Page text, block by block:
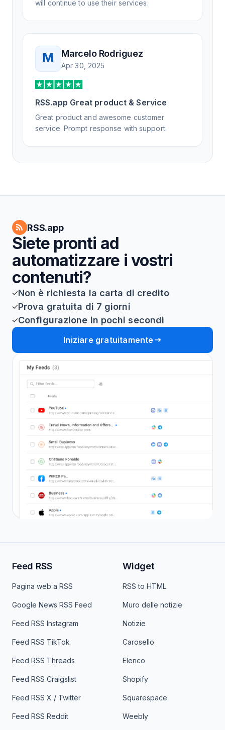
will continue to use their services.
M Marcelo Rodriguez
Apr 30, 2025
RSS.app Great product & Service
Great product and awesome customer
service. Prompt response with support.
RSS.app
Siete pronti ad
automatizzare i vostri
contenuti?
Non è richiesta la carta di credito
Prova gratuita di 7 giorni
Configurazione in pochi secondi
Iniziare gratuitamente
Feed RSS
Pagina web a RSS
Google News RSS Feed
Feed RSS Instagram
Feed RSS TikTok
Feed RSS Threads
Feed RSS Craigslist
Feed RSS X / Twitter
Feed RSS Reddit
Widget
RSS to HTML
Muro delle notizie
Notizie
Carosello
Elenco
Shopify
Squarespace
Weebly